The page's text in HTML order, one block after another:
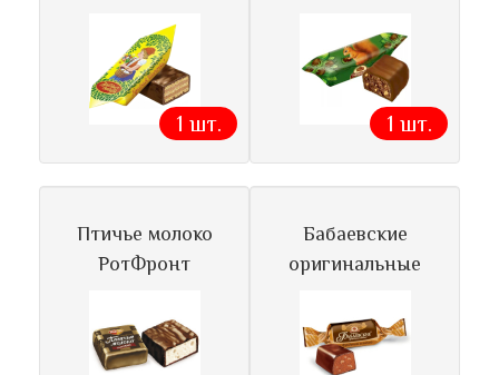
1 шт. 1 шт.
Птичье молоко
РотФронт
Бабаевские
оригинальные